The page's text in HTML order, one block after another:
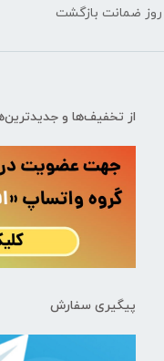
از تخفیف‌ها و
پیگیری سفارش